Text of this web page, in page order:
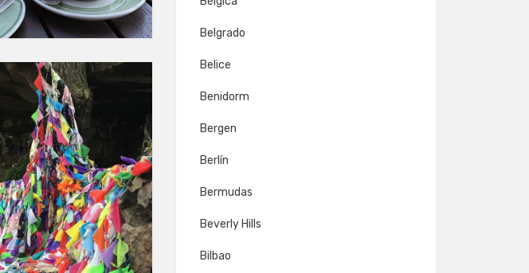
Belgrado
Belice
Benidorm
Bergen
Berlín
Bermudas
Beverly Hills
Bilbao